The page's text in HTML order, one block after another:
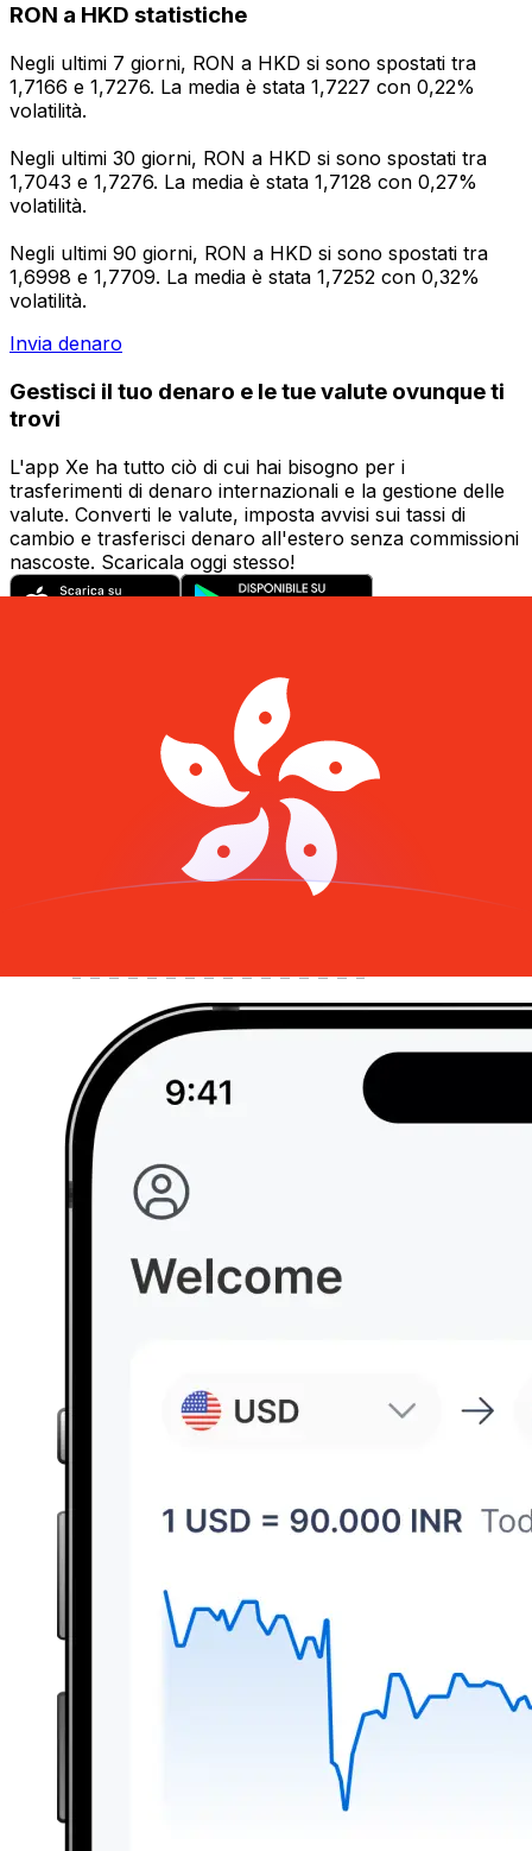
RON a HKD statistiche
Negli ultimi 7 giorni, RON a HKD si sono spostati tra
1,7166 e 1,7276. La media è stata 1,7227 con 0,22%
volatilità.
Negli ultimi 30 giorni, RON a HKD si sono spostati tra
1,7043 e 1,7276. La media è stata 1,7128 con 0,27%
volatilità.
Negli ultimi 90 giorni, RON a HKD si sono spostati tra
1,6998 e 1,7709. La media è stata 1,7252 con 0,32%
volatilità.
Invia denaro
Gestisci il tuo denaro e le tue valute ovunque ti
trovi
L'app Xe ha tutto ciò di cui hai bisogno per i
trasferimenti di denaro internazionali e la gestione delle
valute. Converti le valute, imposta avvisi sui tassi di
cambio e trasferisci denaro all'estero senza commissioni
nascoste. Scaricala oggi stesso!